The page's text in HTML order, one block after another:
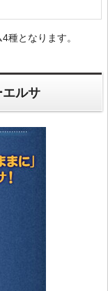
種となります。
ルサ